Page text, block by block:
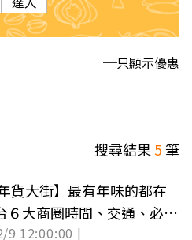
只顯示優惠
搜尋結果5筆
貨大街】最有年味的都在
６大商圈時間、交通、必買
9 12:00:00 |